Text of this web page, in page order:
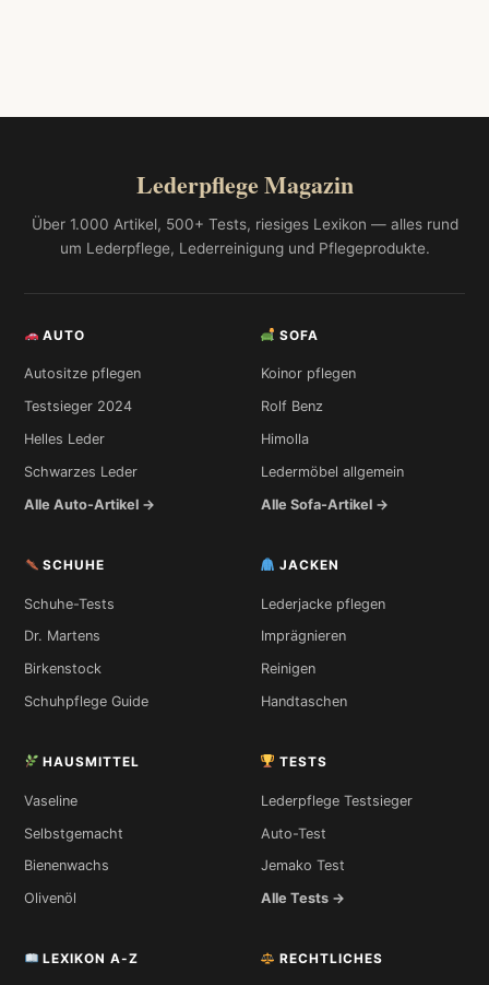
Lederpflege Magazin
Über 1.000 Artikel, 500+ Tests, riesiges Lexikon — alles rund
um Lederpflege, Lederreinigung und Pflegeprodukte.
AUTO
Autositze pflegen
Testsieger 2024
Helles Leder
Schwarzes Leder
Alle Auto-Artikel →
SOFA
Koinor pflegen
Rolf Benz
Himolla
Ledermöbel allgemein
Alle Sofa-Artikel →
SCHUHE
Schuhe-Tests
Dr. Martens
Birkenstock
Schuhpflege Guide
JACKEN
Lederjacke pflegen
Imprägnieren
Reinigen
Handtaschen
HAUSMITTEL
Vaseline
Selbstgemacht
Bienenwachs
Olivenöl
TESTS
Lederpflege Testsieger
Auto-Test
Jemako Test
Alle Tests →
LEXIKON A-Z RECHTLICHES